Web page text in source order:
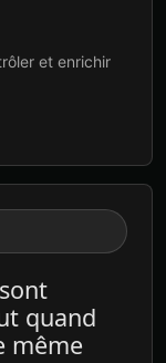
et enrichir
quand
même